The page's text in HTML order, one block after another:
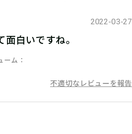
2022-03-27
白いですね。
ーム
不適切なレビューを報告